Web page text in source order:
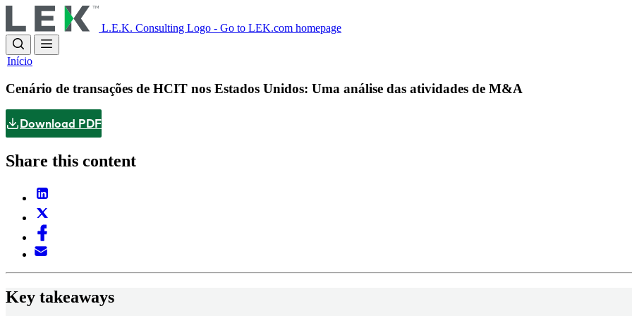
to
main
content
L.E.K. Consulting Logo - Go to LEK.com homepage
Início
Cenário de transações de HCIT nos Estados Unidos: Uma análise das atividades de M&A
Download PDF
Share this content
Key takeaways